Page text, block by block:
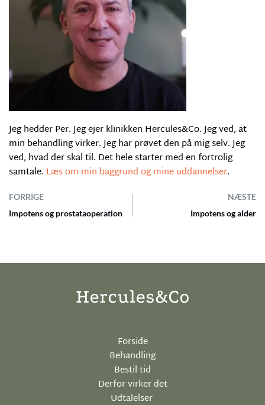
Jeg hedder Per. Jeg ejer klinikken Hercules&Co. Jeg ved, at
min behandling virker. Jeg har prøvet den på mig selv. Jeg
ved, hvad der skal til. Det hele starter med en fortrolig
samtale. Læs om min baggrund og mine uddannelser.
FORRIGE
NÆSTE
Impotens og prostataoperation
Impotens og alder
Forside
Behandling
Bestil tid
Derfor virker det
Udtalelser